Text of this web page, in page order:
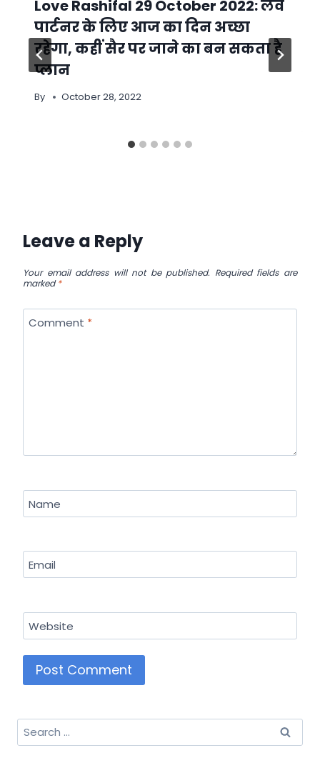
Love Rashifal 29 October 2022: लव
पार्टनर के लिए आज का दिन अच्छा
रहेगा, कहीं सैर पर जाने का बन सकता है
प्लान
By October 28, 2022
Leave a Reply
Your email address will not be published. Required fields are
marked*
Comment *
Name
Email
Website
Search
for: